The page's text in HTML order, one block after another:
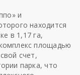
и
находится
в 1,17 га,
площадью
счет,
парка, что